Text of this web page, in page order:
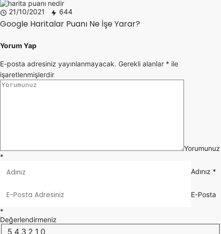
21/10/2021 644
Google Haritalar Puanı Ne İşe Yarar?
Yorum Yap
E-posta adresiniz yayınlanmayacak. Gerekli alanlar * ile
işaretlenmişlerdir
Yorumunuz
*
Adınız *
E-Posta
*
Değerlendirmeniz
5 4 3 2 1 0